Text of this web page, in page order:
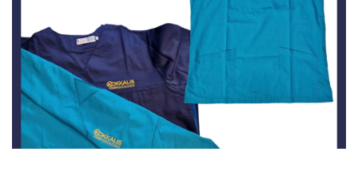
Ιατρικά